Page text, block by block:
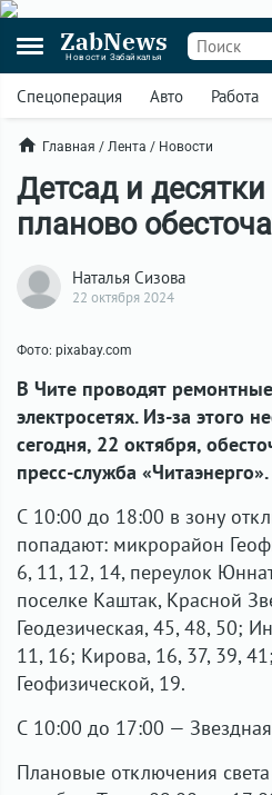
ZabNews
Новости Забайкалья
Спецоперация Авто Работа
Главная / Лента / Новости
Детсад и
планово
Наталья Сизова
22 октября 2024
Фото: pixabay.com
В Чите проводят
электросетях. Из-за этого
сегодня, 22 октября,
пресс-служба «Читаэнерго».
С 10:00 до 18:00 в зону
попадают: микрорайон
6, 11, 12, 14, переулок
поселке Каштак, Красной
Геодезическая, 45, 48, 50;
11, 16; Кирова, 16, 37, 39,
Геофизической, 19.
С 10:00 до 17:00 —
Плановые отключения